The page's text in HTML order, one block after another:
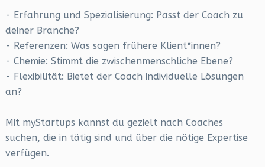
- Erfahrung und Spezialisierung: Passt der Coach zu
deiner Branche?
- Referenzen: Was sagen frühere Klient*innen?
- Chemie: Stimmt die zwischenmenschliche Ebene?
- Flexibilität: Bietet der Coach individuelle Lösungen
an?
Mit myStartups kannst du gezielt nach Coaches
suchen, die in tätig sind und über die nötige Expertise
verfügen.